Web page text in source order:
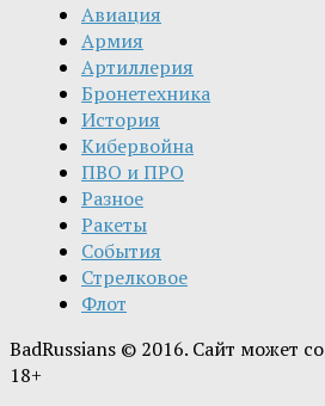
Авиация
Армия
Артиллерия
Бронетехника
История
Кибервойна
ПВО и ПРО
Разное
Ракеты
События
Стрелковое
Флот
BadRussians © 2016. Сайт может
18+